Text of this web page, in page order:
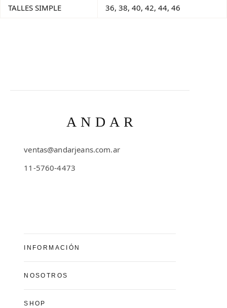
TALLES SIMPLE 36, 38, 40, 42, 44, 46
ANDAR
ventas@andarjeans.com.ar
11-5760-4473
INFORMACIÓN
Cómo comprar
NOSOTROS
SHOP